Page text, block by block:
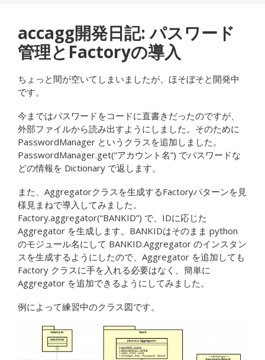
accagg開発日記: パスワード
管理とFactoryの導入
ちょっと間が空いてしまいましたが、ほそぼそと開発中
です。
今まではパスワードをコードに直書きだったのですが、
外部ファイルから読み出すようにしました。そのために
PasswordManager というクラスを追加しました。
PasswordManager.get(“アカウント名”) でパスワードな
どの情報を Dictionary で返します。
また、Aggregatorクラスを生成するFactoryパターンを見
様見まねで導入してみました。
Factory.aggregator(“BANKID”) で、IDに応じた
Aggregator を生成します。BANKIDはそのまま python
のモジュール名にして BANKID.Aggregator のインスタン
スを生成するようにしたので、Aggregator を追加しても
Factory クラスに手を入れる必要はなく、簡単に
Aggregator を追加できるようにしてみました。
例によって練習中のクラス図です。